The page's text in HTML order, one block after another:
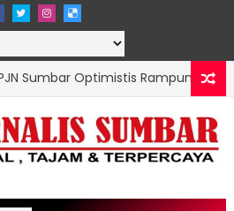
Rampung Tepat Waktu OPINI